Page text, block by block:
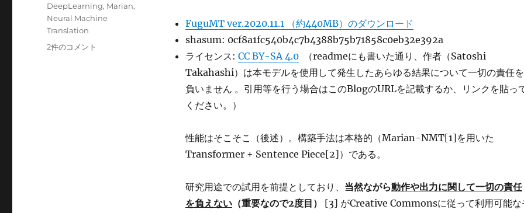
FuguMT ver.2020.11.1 （約440MB）のダウンロード
shasum: 0cf8a1fc540b4c7b4388b75b71858c0eb32e392a
ライセンス: CC BY-SA 4.0（readmeにも書いた通り、作者（Satoshi
Takahashi）は本モデルを使用して発生したあらゆる結果について一切の責任を
負いません 。引用等を行う場合はこのBlogのURLを記載するか、リンクを貼っ
ください。）
性能はそこそこ（後述）。構築手法は本格的（Marian-NMT[1]を用いた
Transformer + Sentence Piece[2]）である。
研究用途での試用を前提としており、 当然ながら動作や出力に関して一切の責任
を負えない（重要なので2度目）
[3] がCreative Commonsに従って利用可能な
タ
グ
DeepLearning, Marian,
Neural Machine
Translation
フ
2件のコメント